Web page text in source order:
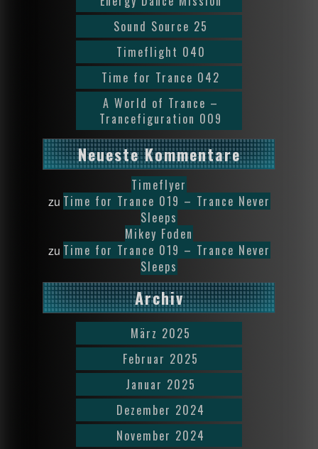
Sound Source 25
Timeflight 040
Time for Trance 042
A World of Trance –
Trancefiguration 009
Neueste Kommentare
Timeflyer
zu Time for Trance 019 – Trance Never
Sleeps
Mikey Foden
zu Time for Trance 019 – Trance Never
Sleeps
Archiv
März 2025
Februar 2025
Januar 2025
Dezember 2024
November 2024